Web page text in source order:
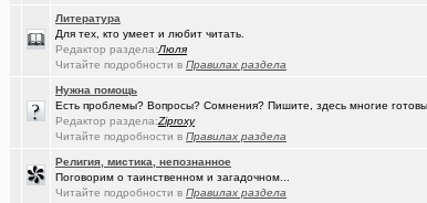
ищу риэдтора
Консультация по конфигурации ПК
Жилищный вопрос
Где ремонтируют Oculus Quest?
Какое выбрать отопление для частного дома?
Литература
Для тех, кто умеет и любит читать.
Редактор раздела:Люля
Читайте подробности в Правилах раздела
Нужна помощь
Есть проблемы? Вопросы? Сомнения? Пишите, здесь многие
Редактор раздела:Ziproxy
Читайте подробности в Правилах раздела
Религия, мистика, непознанное
Поговорим о таинственном и загадочном...
Читайте подробности в Правилах раздела